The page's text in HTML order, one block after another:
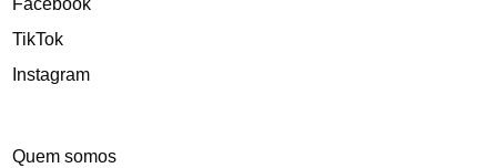
Facebook
TikTok
Instagram
Quem somos